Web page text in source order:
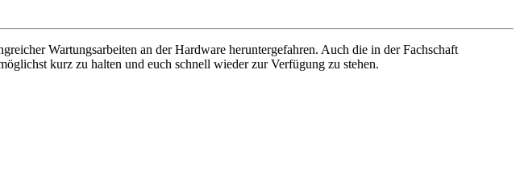
Wartungsarbeiten an der Hardware heruntergefahren. Auch die in der Fachschaft
kurz zu halten und euch schnell wieder zur Verfügung zu stehen.